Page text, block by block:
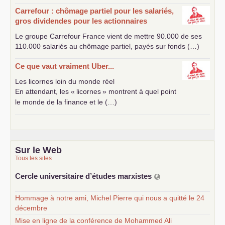
Carrefour : chômage partiel pour les salariés,
gros dividendes pour les actionnaires
Le groupe Carrefour France vient de mettre 90.000 de ses
110.000 salariés au chômage partiel, payés sur fonds (…)
Ce que vaut vraiment Uber...
Les licornes loin du monde réel
En attendant, les « licornes» montrent à quel point
le monde de la finance et le (…)
Sur le Web
Tous les sites
Cercle universitaire d’études marxistes
Hommage à notre ami, Michel Pierre qui nous a quitté le 24
décembre
Mise en ligne de la conférence de Mohammed Ali